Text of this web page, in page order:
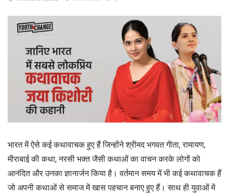
भारत में ऐसे कई कथावाचक हुए हैं जिन्होंने श्रीमद भगवत गीता, रामायण,
मीराबाई की कथा, नरसी भक्त जैसी कथाओं का वाचन करके लोगों को
आनंदित और उनका ज्ञानार्जन किया है। वर्तमान समय में भी कई कथावाचक हैं
जो अपनी कथाओं से समाज में खास पहचान बनाए हुए हैं। साथ ही युवाओं में